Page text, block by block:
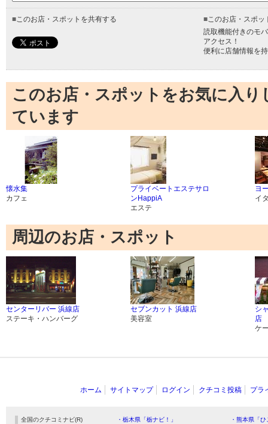
■このお店・スポットを共有する ■このお店・スポッ
読取機能付きのモ
アクセス！
便利に店舗情報を
このお店・スポットをお気に入
ています
懐水集
カフェ
プライベートエステサロ
ンHappiA
エステ
ヨ
イ
周辺のお店・スポット
センターリバー 浜線店
ステーキ・ハンバーグ
セブンカット 浜線店
美容室
シ
店
ケ
ホーム サイトマップ ログイン クチコミ投稿 プラ
全国のクチコミナビ(R) ・栃木県「栃ナビ！」
・熊本県「